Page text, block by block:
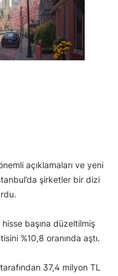
açıklamaları ve yeni
şirketler bir dizi
başına düzeltilmiş
%10,8 oranında aştı.
37,4 milyon TL